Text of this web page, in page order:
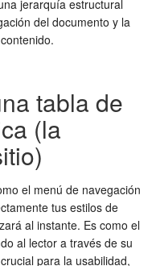
jerarquía estructural
del documento y la
tabla de
(la
el menú de navegación
tus estilos de
al instante. Es como el
al lector a través de su
para la usabilidad,